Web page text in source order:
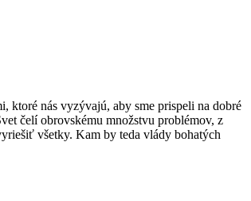
ktoré nás vyzývajú, aby sme prispeli na dobré
čelí obrovskému množstvu problémov, z
všetky. Kam by teda vlády bohatých